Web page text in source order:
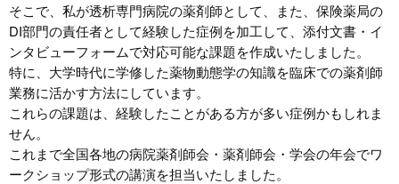
そこで、私が透析専門病院の薬剤師として、また、保険薬局の
DI部門の責任者として経験した症例を加工して、添付文書・イ
ンタビューフォームで対応可能な課題を作成いたしました。
特に、大学時代に学修した薬物動態学の知識を臨床での薬剤師
業務に活かす方法にしています。
これらの課題は、経験したことがある方が多い症例かもしれま
せん。
これまで全国各地の病院薬剤師会・薬剤師会・学会の年会でワ
ークショップ形式の講演を担当いたしました。